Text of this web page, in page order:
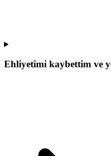
Ehliyetimi kaybettim ve